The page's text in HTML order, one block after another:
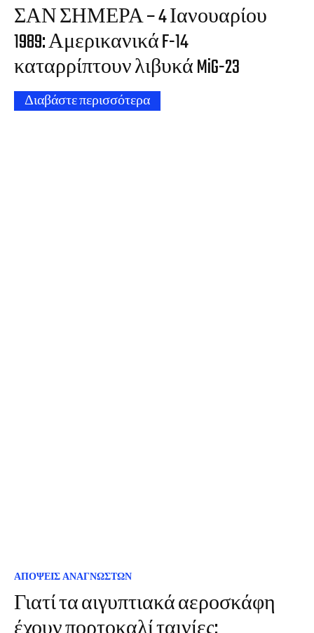
ΣΑΝ ΣΗΜΕΡΑ – 4 Ιανουαρίου
1989: Αμερικανικά F-14
καταρρίπτουν λιβυκά MiG-23
Διαβάστε περισσότερα
ΑΠΟΨΕΙΣ ΑΝΑΓΝΩΣΤΩΝ
Γιατί τα αιγυπτιακά αεροσκάφη